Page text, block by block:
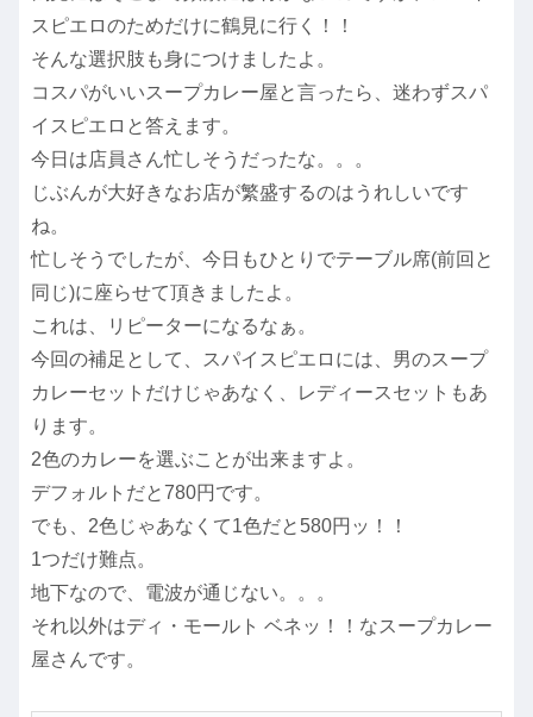
スピエロのためだけに鶴見に行く！！
そんな選択肢も身につけましたよ。
コスパがいいスープカレー屋と言ったら、迷わずスパ
イスピエロと答えます。
今日は店員さん忙しそうだったな。。。
じぶんが大好きなお店が繁盛するのはうれしいです
ね。
忙しそうでしたが、今日もひとりでテーブル席(前回と
同じ)に座らせて頂きましたよ。
これは、リピーターになるなぁ。
今回の補足として、スパイスピエロには、男のスープ
カレーセットだけじゃあなく、レディースセットもあ
ります。
2色のカレーを選ぶことが出来ますよ。
デフォルトだと780円です。
でも、2色じゃあなくて1色だと580円ッ！！
1つだけ難点。
地下なので、電波が通じない。。。
それ以外はディ・モールト ベネッ！！なスープカレー
屋さんです。